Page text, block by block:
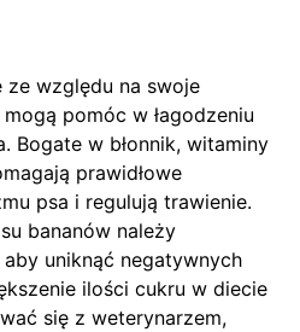
względu na swoje
pomóc w łagodzeniu
Bogate w błonnik, witaminy
prawidłowe
psa i regulują trawienie.
bananów należy
uniknąć negatywnych
ilości cukru w diecie
się z weterynarzem,